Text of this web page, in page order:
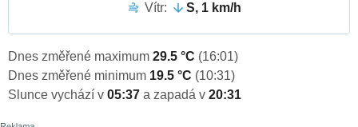
Vítr:
S, 1 km/h
Dnes změřené maximum 29.5 °C (16:01)
Dnes změřené minimum 19.5 °C (10:31)
Slunce vychází v 05:37 a zapadá v 20:31